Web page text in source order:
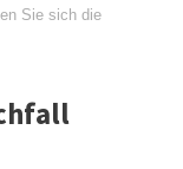
Sie sich die